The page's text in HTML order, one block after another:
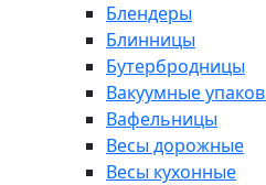
Блендеры
Блинницы
Бутербродницы
Вакуумные
Вафельницы
Весы дорожные
Весы кухонные